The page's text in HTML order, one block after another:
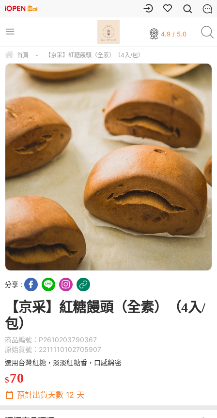
4.9 / 5.0
首頁 - 【京采】紅糖饅頭（全素）（4入/包）
分享 :
【京采】紅糖饅頭（全素）（4入/
包）
商品編號：P2610203790367
原始貨號：2211110102705907
選用台灣紅糖，淡淡紅糖香，口感綿密
$70
預計出貨天數 12 天